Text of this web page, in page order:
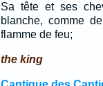
Sa tête et ses
blanche, comme
flamme de feu;
the king